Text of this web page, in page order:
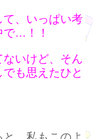
て、いっぱい考
で…！！
ないけど、そん
も思えたひと